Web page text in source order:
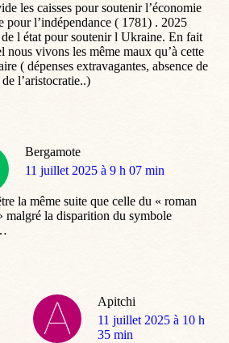
les caisses pour soutenir l’économie
pour l’indépendance ( 1781) . 2025
l état pour soutenir l Ukraine. En fait
nous vivons les même maux qu’à cette
( dépenses extravagantes, absence de
l’aristocratie..)
Bergamote
dit
11 juillet 2025 à 9 h 07 min
la même suite que celle du « roman
malgré la disparition du symbole
Apitchi
dit
:
11 juillet 2025 à 10 h
35 min